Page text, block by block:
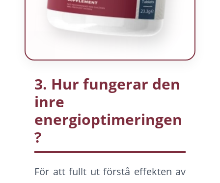
3. Hur fungerar den
inre
energioptimeringen
?
För att fullt ut förstå effekten av